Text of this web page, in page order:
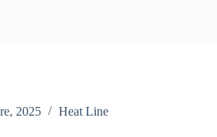
2025 Heat Line